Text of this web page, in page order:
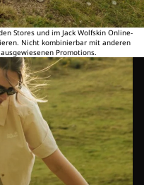
Stores und im Jack Wolfskin Online-
Nicht kombinierbar mit anderen
Promotions.